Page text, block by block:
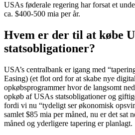
USAs føderale regering har forsat et
ca. $400-500 mia per år.
Hvem er der til at købe
statsobligationer?
USA’s centralbank er igang med
Easing) (et flot ord for at skabe nye
opkøbsprogrammer hvor de langsomt
opkøb af USAs statsobligationer og
fordi vi nu “tydeligt ser økonomisk
samlet $85 mia per måned, nu er det sat
måned og yderligere tapering er planlagt.